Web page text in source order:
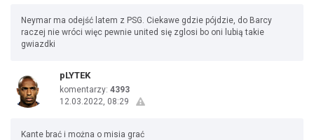
Neymar ma odejść latem z PSG. Ciekawe gdzie pójdzie, do Barcy
raczej nie wróci więc pewnie united się zglosi bo oni lubią takie
gwiazdki
pLYTEK
komentarzy: 4393
12.03.2022, 08:29
Kante brać i można o misia grać